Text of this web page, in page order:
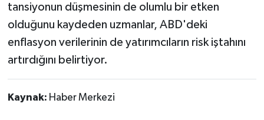
tansiyonun düşmesinin de olumlu bir etken
olduğunu kaydeden uzmanlar, ABD'deki
enflasyon verilerinin de yatırımcıların risk iştahını
artırdığını belirtiyor.
Kaynak: Haber Merkezi